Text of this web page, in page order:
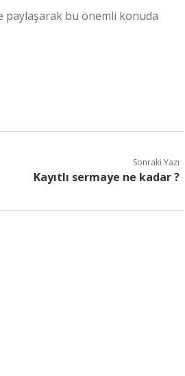
paylaşarak bu önemli konuda
Sonraki Yazı
Kayıtlı sermaye ne kadar ?